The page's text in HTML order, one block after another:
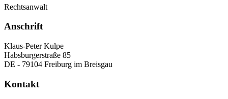
Rechtsanwalt
Anschrift
Klaus-Peter Kulpe
Habsburgerstraße 85
DE - 79104 Freiburg im Breisgau
Kontakt